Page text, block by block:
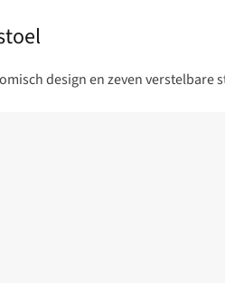
design en zeven verstelbare